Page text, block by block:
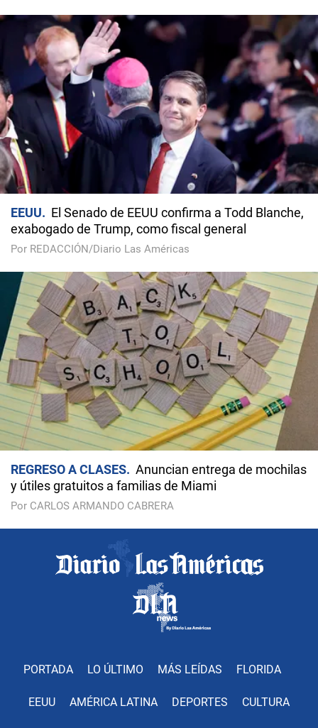
EEUU
El Senado de EEUU confirma a Todd Blanche,
exabogado de Trump, como fiscal general
Por REDACCIÓN/Diario Las Américas
REGRESO A CLASES
Anuncian entrega de mochilas
y útiles gratuitos a familias de Miami
Por CARLOS ARMANDO CABRERA
PORTADA LO ÚLTIMO MÁS LEÍDAS FLORIDA
EEUU AMÉRICA LATINA DEPORTES CULTURA